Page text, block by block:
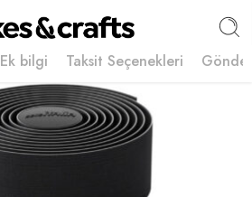
Ek bilgi Taksit Seçenekleri